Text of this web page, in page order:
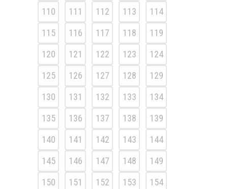
110
111 112 113
114
115
116 117 118
119
120
121 122 123
124
125
126 127 128
129
130
131 132 133
134
135
136 137 138
139
140
141 142 143
144
145
146 147 148
149
150
151 152 153
154